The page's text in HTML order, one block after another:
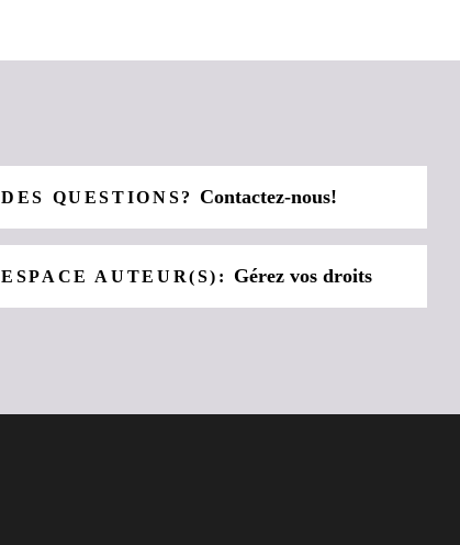
DES QUESTIONS?Contactez-nous!
ESPACE AUTEUR(S): Gérez vos droits